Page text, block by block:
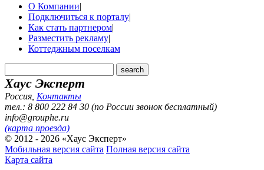
О Компании|
Подключиться к порталу|
Как стать партнером|
Разместить рекламу|
Коттеджным поселкам
Хаус Эксперт
Россия Контакты
тел.: 8 800 222 84 30 (по России звонок бесплатный)
info@grouphe.ru
(карта проезда)
© 2012 - 2026 «Хаус Эксперт»
Мобильная версия сайта Полная версия сайта
Карта сайта